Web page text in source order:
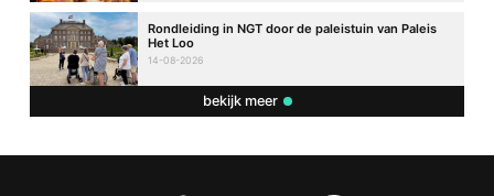
Rondleiding in NGT door de paleistuin van Paleis
Het Loo
14-08-2026
bekijk meer